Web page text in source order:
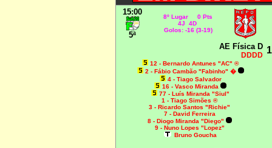
15:00
5ª
8º Lugar 0 Pts
4J 4D
Golos: -16 (3-19)
AE Física D
DDDD
12 - Bernardo Antunes "AC" ®
2 - Fábio Cambão "Fabinho" �
4 - Tiago Salvador
16 - Vasco Miranda
77 - Luís Miranda "Siul"
1 - Tiago Simões ®
3 - Ricardo Santos "Richie"
7 - David Ferreira
8 - Diogo Miranda "Diego"
9 - Nuno Lopes "Lopez"
Bruno Goucha